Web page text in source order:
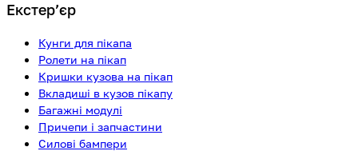
Екстерʼєр
Кунги для пікапа
Ролети на пікап
Кришки кузова на пікап
Вкладиші в кузов пікапу
Багажні модулі
Причепи і запчастини
Силові бампери